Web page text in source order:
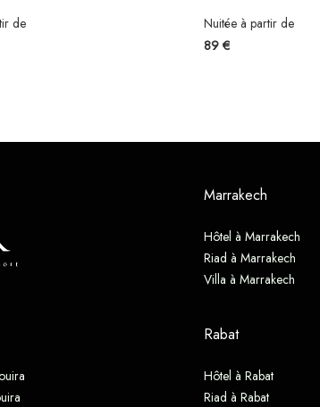
de
Nuitée à partir de
89 €
Marrakech
Hôtel à Marrakech
Riad à Marrakech
Villa à Marrakech
Rabat
Hôtel à Rabat
Riad à Rabat